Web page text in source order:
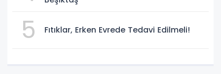
5 Fıtıklar, Erken Evrede Tedavi Edilmeli!